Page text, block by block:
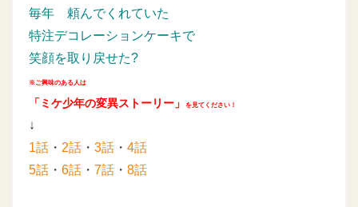
毎年 頼んでくれていた
特注デコレーションケーキで
笑顔を取り戻せた?
※ご興味のある人は
「ミケ少年の変異ストーリー」 を見てください！
↓
1話 ・ 2話 ・ 3話 ・ 4話
5話 ・ 6話 ・ 7話 ・ 8話